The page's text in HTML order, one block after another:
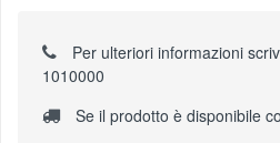
Per ulteriori informazioni
1010000
Se il prodotto è disponibile